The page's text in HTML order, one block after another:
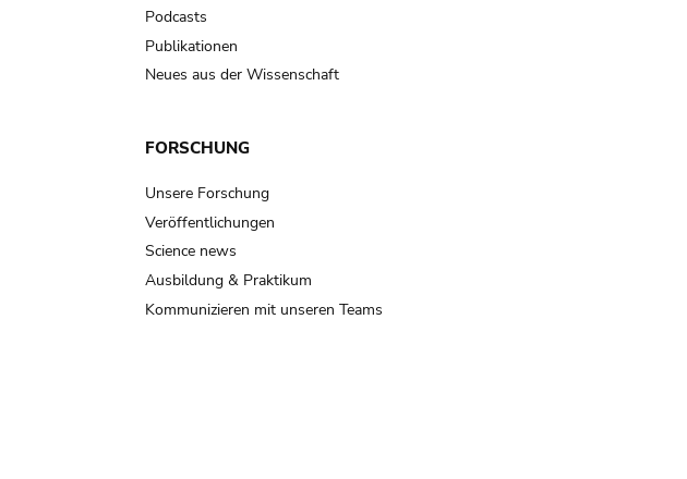
Podcasts
Publikationen
Neues aus der Wissenschaft
FORSCHUNG
Unsere Forschung
Veröffentlichungen
Science news
Ausbildung & Praktikum
Kommunizieren mit unseren Teams